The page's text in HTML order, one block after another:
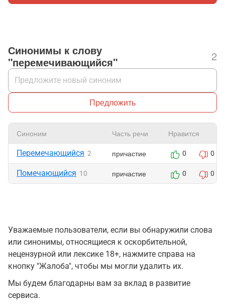
Синонимы к слову
"перемечивающийся"
2
Предложить
Синоним Часть речи Нравится
Перемечающийся 2 причастие 0 0
Помечающийся 10 причастие 0 0
Уважаемые пользователи, если вы обнаружили слова
или синонимы, относящиеся к оскорбительной,
нецензурной или лексике 18+, нажмите справа на
кнопку "Жалоба", чтобы мы могли удалить их.
Мы будем благодарны вам за вклад в развитие
сервиса.